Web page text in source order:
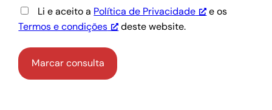
Li e aceito a Política de Privacidade
e os
Termos e condições
deste website.